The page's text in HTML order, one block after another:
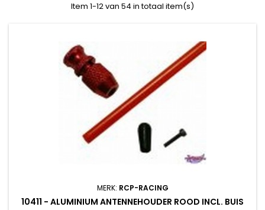
Item 1-12 van 54 in totaal item(s)
MERK: RCP-RACING
10411 - ALUMINIUM ANTENNEHOUDER ROOD INCL. BUIS